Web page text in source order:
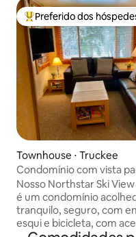
Entre os melhores
Preferido dos
Townhouse ⋅ Truckee
Condomínio com vista
esqui Northstar (seguro,
para esqui/bicicleta)
Nosso Northstar Ski
é um condomínio
tranquilo, seguro, com
esqui e bicicleta, com